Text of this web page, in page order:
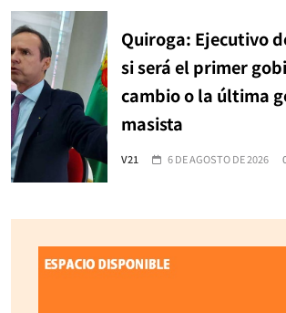
Quiroga: Ejecutivo
si será el primer
cambio o la última
masista
V21 6 DE AGOSTO DE 2026